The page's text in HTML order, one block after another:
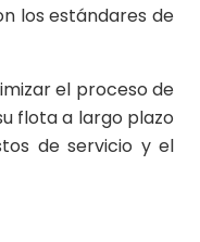
los estándares de
el proceso de
flota a largo plazo
de servicio y el